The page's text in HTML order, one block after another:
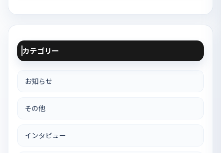
カテゴリー
お知らせ
その他
インタビュー